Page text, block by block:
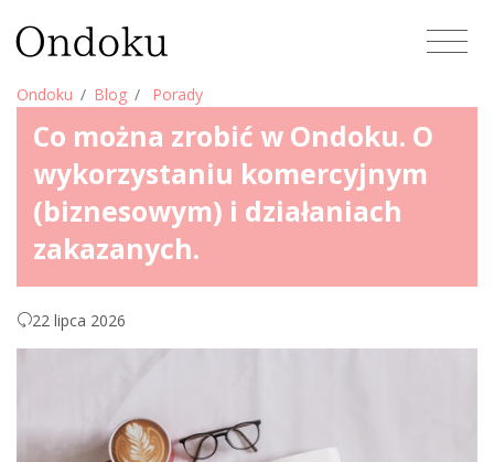
Ondoku Blog Porady
Co można zrobić w Ondoku. O
wykorzystaniu komercyjnym
(biznesowym) i działaniach
zakazanych.
22 lipca 2026